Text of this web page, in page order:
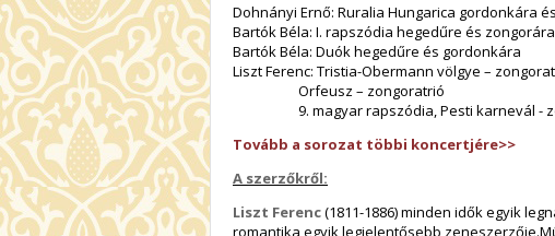
Dohnányi Ernő: Ruralia Hungarica gordonkára
Bartók Béla: I. rapszódia hegedűre és zongorára
Bartók Béla: Duók hegedűre és gordonkára
Liszt Ferenc: Tristia-Obermann völgye –
Orfeusz – zongoratrió
9. magyar rapszódia, Pesti karnevál -
Tovább a sorozat többi koncertjére>>
A szerzőkről:
Liszt Ferenc(1811-1886) minden idők egyik
romantika egyik legjelentősebb